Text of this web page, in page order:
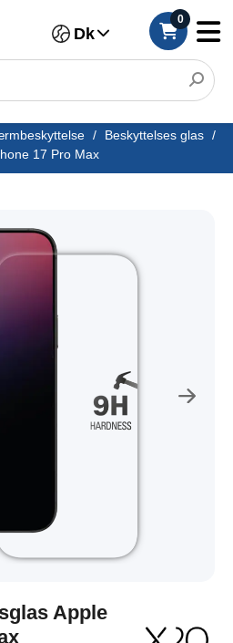
Dk
0
/ Beskyttelses glas /
17 Pro Max
Apple